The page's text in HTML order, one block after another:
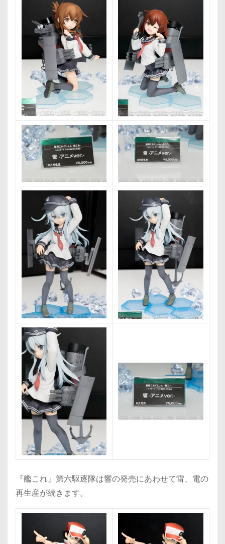
『艦これ』第六駆逐隊は響の発売にあわせて雷、電の
再生産が続きます。